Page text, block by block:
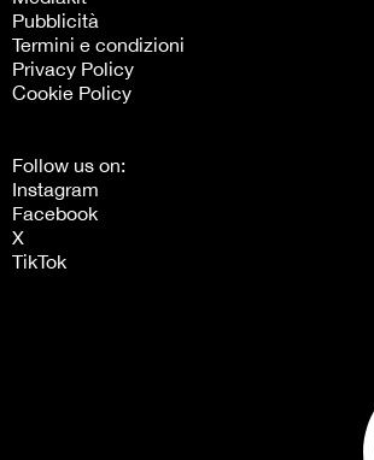
Pubblicità
Termini e condizioni
Privacy Policy
Cookie Policy
Follow us on:
Instagram
Facebook
X
TikTok